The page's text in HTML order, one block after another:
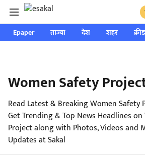
Epaper ताज्या देश शहर
Women Safety
Read Latest & Breaking Women Safety
Get Trending & Top News Headlines
Project along with Photos, Videos and
Updates at Sakal